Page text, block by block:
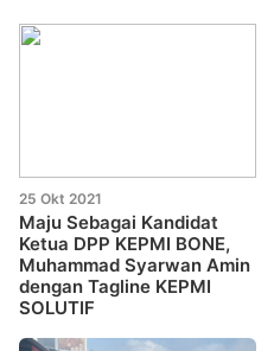
25 Okt 2021
Maju Sebagai Kandidat
Ketua DPP KEPMI BONE,
Muhammad Syarwan Amin
dengan Tagline KEPMI
SOLUTIF